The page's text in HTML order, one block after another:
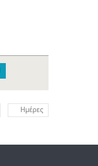
Ημέρες